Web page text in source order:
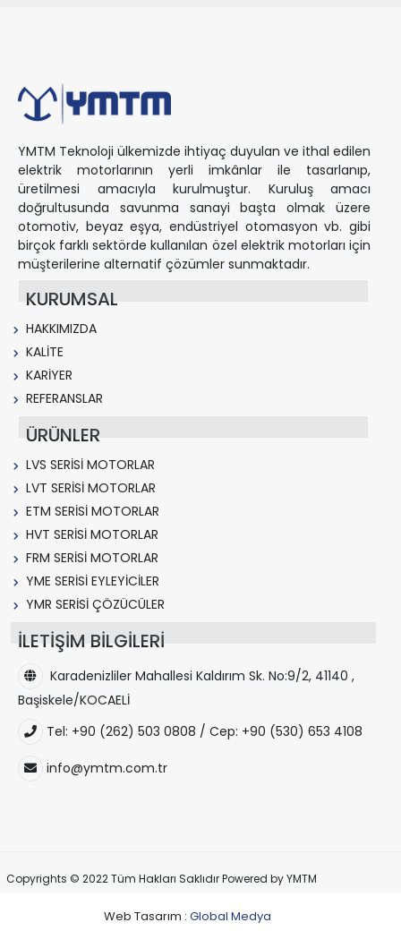
YMTM Teknoloji ülkemizde ihtiyaç duyulan ve ithal edilen
elektrik motorlarının yerli imkânlar ile tasarlanıp,
üretilmesi amacıyla kurulmuştur. Kuruluş amacı
doğrultusunda savunma sanayi başta olmak üzere
otomotiv, beyaz eşya, endüstriyel otomasyon vb. gibi
birçok farklı sektörde kullanılan özel elektrik motorları için
müşterilerine alternatif çözümler sunmaktadır.
KURUMSAL
HAKKIMIZDA
KALİTE
KARİYER
REFERANSLAR
ÜRÜNLER
LVS SERİSİ MOTORLAR
LVT SERİSİ MOTORLAR
ETM SERİSİ MOTORLAR
HVT SERİSİ MOTORLAR
FRM SERİSİ MOTORLAR
YME SERİSİ EYLEYİCİLER
YMR SERİSİ ÇÖZÜCÜLER
İLETİŞİM BİLGİLERİ
Karadenizliler Mahallesi Kaldırım Sk. No:9/2, 41140 ,
Başiskele/KOCAELİ
Tel: +90 (262) 503 0808 / Cep: +90 (530) 653 4108
info@ymtm.com.tr
Copyrights © 2022 Tüm Hakları Saklıdır Powered by YMTM
Web Tasarım : Global Medya